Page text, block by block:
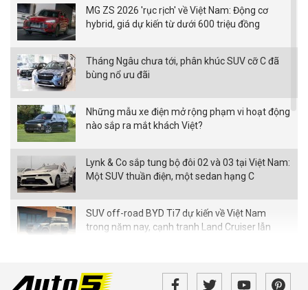
MG ZS 2026 'rục rịch' về Việt Nam: Động cơ
hybrid, giá dự kiến từ dưới 600 triệu đồng
Tháng Ngâu chưa tới, phân khúc SUV cỡ C đã
bùng nổ ưu đãi
Những mẫu xe điện mở rộng phạm vi hoạt động
nào sắp ra mắt khách Việt?
Lynk & Co sắp tung bộ đôi 02 và 03 tại Việt Nam:
Một SUV thuần điện, một sedan hạng C
SUV off-road BYD Ti7 dự kiến về Việt Nam
trong năm nay, cạnh tranh Land Cruiser lẫn
Xpander được ưu đãi cao nhất